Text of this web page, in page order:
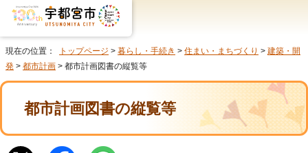
現在の位置： トップページ > 暮らし・手続き > 住まい・まちづくり > 建築・開
発 > 都市計画 > 都市計画図書の縦覧等
都市計画図書の縦覧等